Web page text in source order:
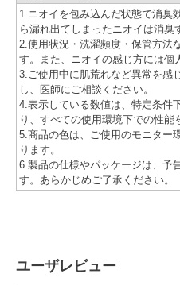
1.ニオイを包み込んだ状態で消臭
ら漏れ出てしまったニオイは消臭
2.使用状況・洗濯頻度・保管方法
す。また、ニオイの感じ方には個
3.ご使用中に肌荒れなど異常を感
し、医師にご相談ください。
4.表示している数値は、特定条件
り、すべての使用環境下での性能
5.商品の色は、ご使用のモニター
ります。
6.製品の仕様やパッケージは、予
す。あらかじめご了承ください。
ユーザレビュー